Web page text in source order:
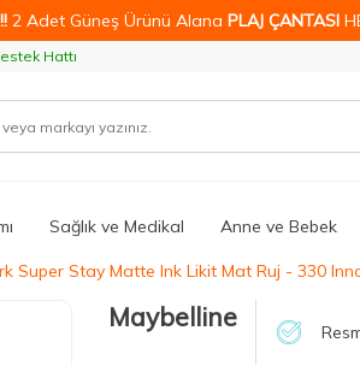
2 Adet Güneş Ürünü Alana PLAJ ÇANTASI
Hattı
Sağlık ve Medikal Anne ve Bebek
Super Stay Matte Ink Likit Mat Ruj - 330
Maybelline